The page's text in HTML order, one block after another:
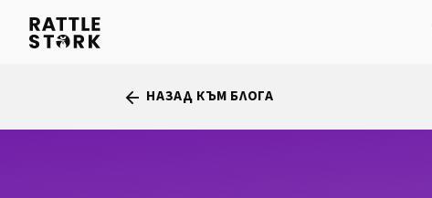
arrow_back НАЗАД КЪМ БЛОГА